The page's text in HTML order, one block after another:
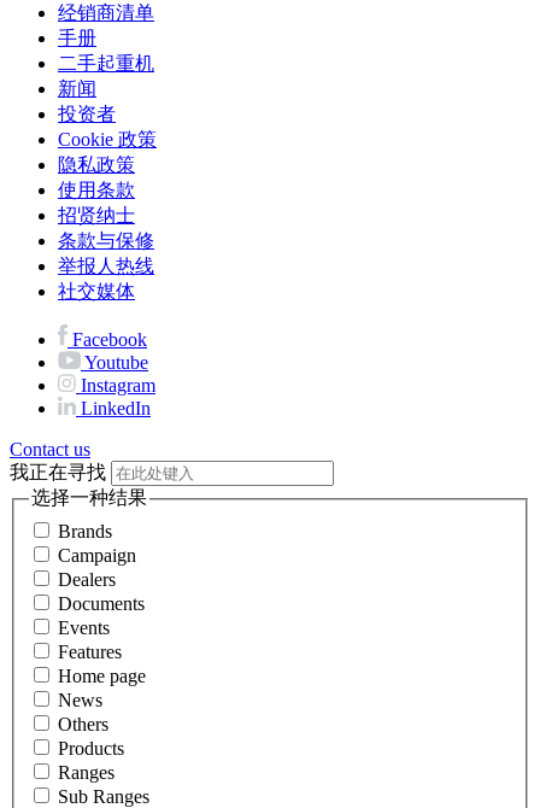
经销商清单
手册
二手起重机
新闻
投资者
Cookie 政策
隐私政策
使用条款
招贤纳士
条款与保修
举报人热线
社交媒体
Facebook
Youtube
Instagram
LinkedIn
Contact us
我正在寻找
选择一种结果
Brands
Campaign
Dealers
Documents
Events
Features
Home page
News
Others
Products
Ranges
Sub Ranges